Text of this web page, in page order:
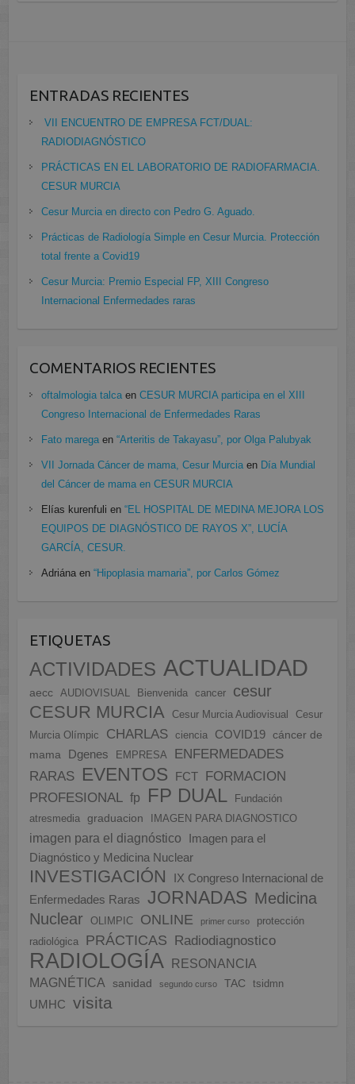
ENTRADAS RECIENTES
VII ENCUENTRO DE EMPRESA FCT/DUAL:
RADIODIAGNÓSTICO
PRÁCTICAS EN EL LABORATORIO DE RADIOFARMACIA.
CESUR MURCIA
Cesur Murcia en directo con Pedro G. Aguado.
Prácticas de Radiología Simple en Cesur Murcia. Protección
total frente a Covid19
Cesur Murcia: Premio Especial FP, XIII Congreso
Internacional Enfermedades raras
COMENTARIOS RECIENTES
oftalmologia talcaen CESUR MURCIA participa en el XIII
Congreso Internacional de Enfermedades Raras
Fato maregaen “Arteritis de Takayasu”, por Olga Palubyak
VII Jornada Cáncer de mama, Cesur Murciaen Día Mundial
del Cáncer de mama en CESUR MURCIA
Elías kurenfuli en “EL HOSPITAL DE MEDINA MEJORA LOS
EQUIPOS DE DIAGNÓSTICO DE RAYOS X”, LUCÍA
GARCÍA, CESUR.
Adriánaen “Hipoplasia mamaria”, por Carlos Gómez
ETIQUETAS
ACTIVIDADES ACTUALIDAD
aecc AUDIOVISUAL Bienvenida cancer cesur
CESUR MURCIA Cesur Murcia Audiovisual
Cesur
Murcia Olímpic
CHARLAS ciencia COVID19
cáncer de
mama
Dgenes EMPRESA
ENFERMEDADES
RARAS EVENTOS FCT
FORMACION
PROFESIONAL fp FP DUAL
Fundación
atresmedia
graduacion IMAGEN PARA DIAGNOSTICO
imagen para el diagnóstico
Imagen para el
Diagnóstico y Medicina Nuclear
INVESTIGACIÓN
IX Congreso Internacional de
Enfermedades Raras
JORNADAS Medicina
Nuclear
OLIMPIC ONLINE primer curso
protección
radiológica
PRÁCTICAS Radiodiagnostico
RADIOLOGÍA
RESONANCIA
MAGNÉTICA
sanidad segundo curso TAC tsidmn
UMHC visita